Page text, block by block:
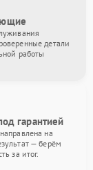
детали
работы
гарантией
на
— берём
за итог.